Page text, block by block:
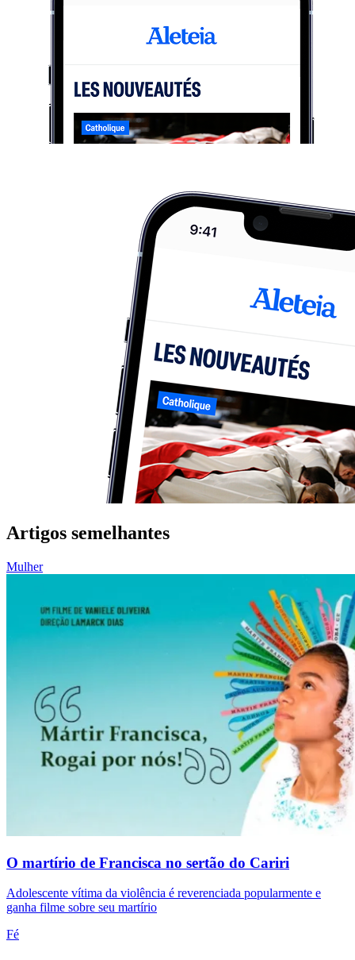
Artigos semelhantes
Mulher
O martírio de Francisca no sertão do Cariri
Adolescente vítima da violência é reverenciada popularmente e
ganha filme sobre seu martírio
Fé